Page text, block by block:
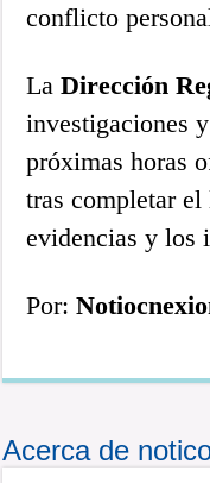
conflicto
LaDirección
investigaciones
próximas horas
tras completar
evidencias y los
Por:
Acerca de